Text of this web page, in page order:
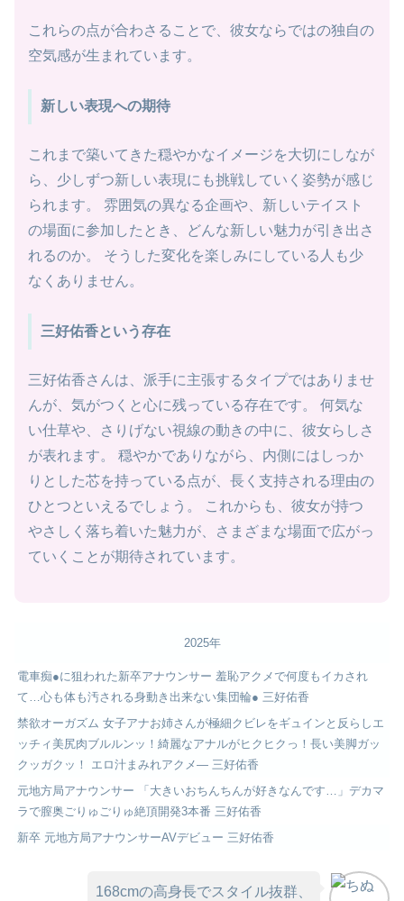
これらの点が合わさることで、彼女ならではの独自の
空気感が生まれています。
新しい表現への期待
これまで築いてきた穏やかなイメージを大切にしなが
ら、少しずつ新しい表現にも挑戦していく姿勢が感じ
られます。 雰囲気の異なる企画や、新しいテイスト
の場面に参加したとき、どんな新しい魅力が引き出さ
れるのか。 そうした変化を楽しみにしている人も少
なくありません。
三好佑香という存在
三好佑香さんは、派手に主張するタイプではありませ
んが、気がつくと心に残っている存在です。 何気な
い仕草や、さりげない視線の動きの中に、彼女らしさ
が表れます。 穏やかでありながら、内側にはしっか
りとした芯を持っている点が、長く支持される理由の
ひとつといえるでしょう。 これからも、彼女が持つ
やさしく落ち着いた魅力が、さまざまな場面で広がっ
ていくことが期待されています。
2025年
電車痴●に狙われた新卒アナウンサー 羞恥アクメで何度もイカされ
て…心も体も汚される身動き出来ない集団輪● 三好佑香
禁欲オーガズム 女子アナお姉さんが極細クビレをギュインと反らしエ
ッチィ美尻肉ブルルンッ！綺麗なアナルがヒクヒクっ！長い美脚ガッ
クッガクッ！ エロ汁まみれアクメ― 三好佑香
元地方局アナウンサー 「大きいおちんちんが好きなんです…」デカマ
ラで膣奥ごりゅごりゅ絶頂開発3本番 三好佑香
新卒 元地方局アナウンサーAVデビュー 三好佑香
168cmの高身長でスタイル抜群、